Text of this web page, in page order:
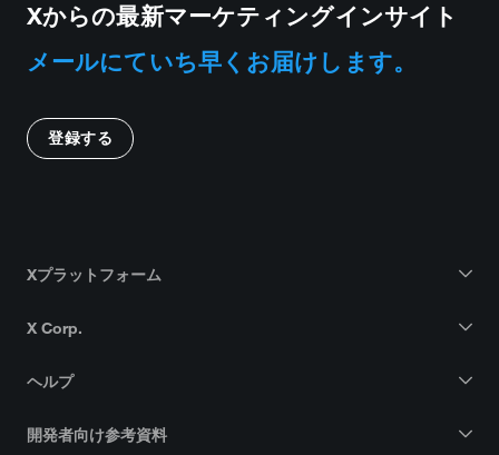
Xからの最新マーケティングインサイト
メールにていち早くお届けします。
登録する
Xプラットフォーム
X Corp.
ヘルプ
開発者向け参考資料